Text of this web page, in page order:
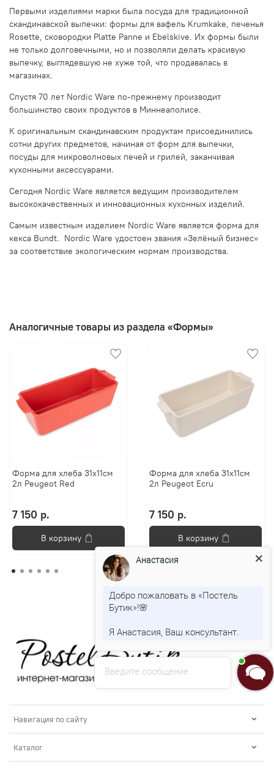
Первыми изделиями марки была посуда для традиционной
скандинавской выпечки: формы для вафель Krumkake, печенья
Rosette, сковородки Platte Panne и Ebelskive. Их формы были
не только долговечными, но и позволяли делать красивую
выпечку, выглядевшую не хуже той, что продавалась в
магазинах.
Спустя 70 лет Nordic Ware по-прежнему производит
большинство своих продуктов в Миннеаполисе.
К оригинальным скандинавским продуктам присоединились
сотни других предметов, начиная от форм для выпечки,
посуды для микроволновых печей и грилей, заканчивая
кухонными аксессуарами.
Сегодня Nordic Ware является ведущим производителем
высококачественных и инновационных кухонных изделий.
Самым известным изделием Nordic Ware является форма для
кекса Bundt. Nordic Ware удостоен звания «Зелёный бизнес»
за соответствие экологическим нормам производства.
Аналогичные товары из раздела «Формы»
Форма для хлеба 31х11см
2л Peugeot Red
7 150 р.
В корзину
Форма для хлеба 31х11см
2л Peugeot Ecru
7 150 р.
В корзину
Навигация по сайту
Каталог
Введите сообщение
Анастасия
Добро пожаловать в «Постель
Бутик»!🌸
Я Анастасия, Ваш консультант.